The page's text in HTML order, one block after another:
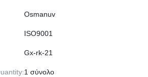
Osmanuv
ISO9001
Gx-rk-21
1 σύνολο